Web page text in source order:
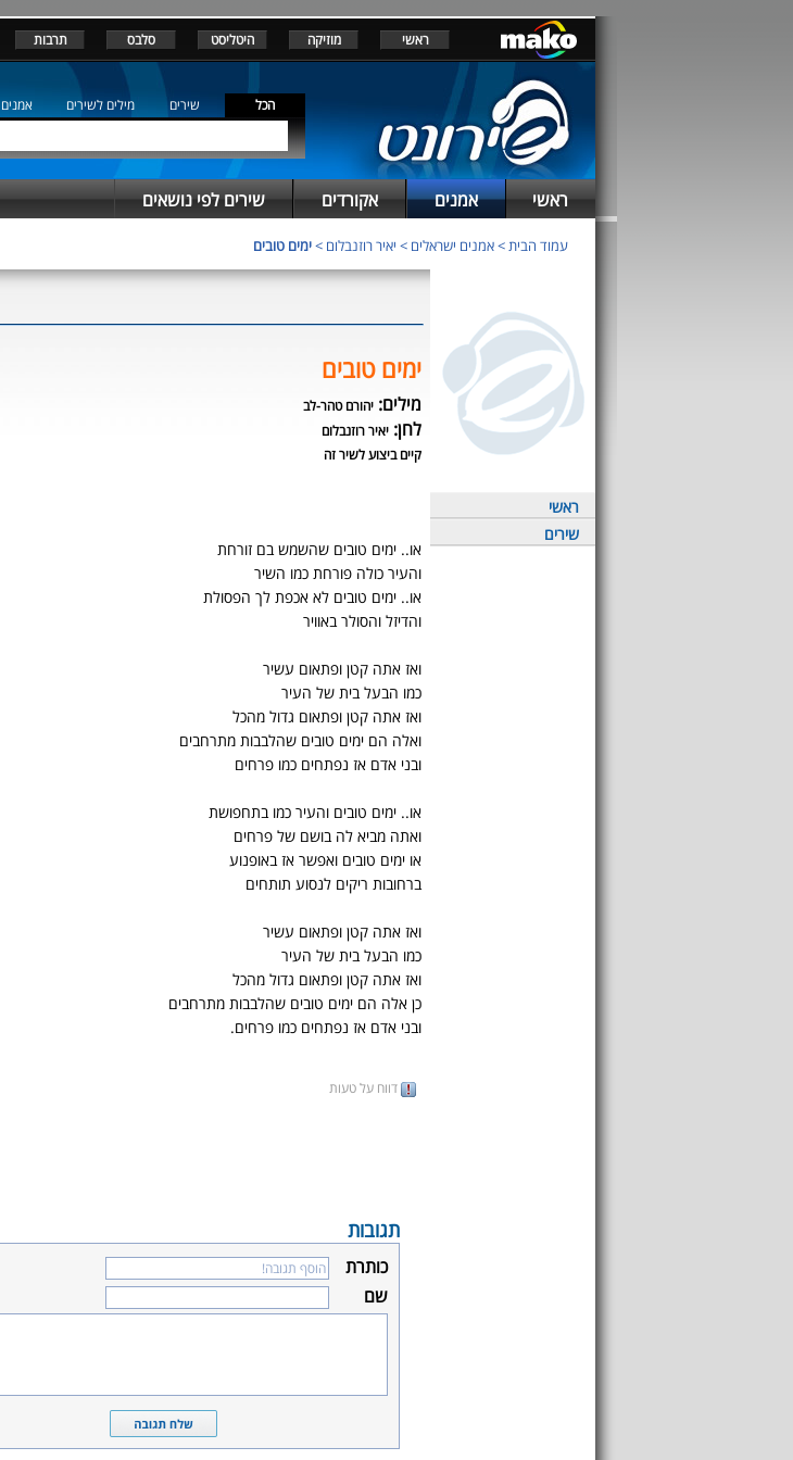
ראשי מוזיקה היטליסט סלבס תרבות
הכל שירים מילים לשירים אמנים
ראשי אמנים אקורדים שירים לפי נושאים
עמוד הבית>אמנים ישראלים > יאיר רוזנבלום >ימים טובים
ראשי
שירים
ימים טובים
מילים: יהורם טהר-לב
לחן: יאיר רוזנבלום
קיים ביצוע לשיר זה
או.. ימים טובים שהשמש בם זורחת
והעיר כולה פורחת כמו השיר
או.. ימים טובים לא אכפת לך הפסולת
והדיזל והסולר באוויר
ואז אתה קטן ופתאום עשיר
כמו הבעל בית של העיר
ואז אתה קטן ופתאום גדול מהכל
ואלה הם ימים טובים שהלבבות מתרחבים
ובני אדם אז נפתחים כמו פרחים
או.. ימים טובים והעיר כמו בתחפושת
ואתה מביא לה בושם של פרחים
או ימים טובים ואפשר אז באופנוע
ברחובות ריקים לנסוע תותחים
ואז אתה קטן ופתאום עשיר
כמו הבעל בית של העיר
ואז אתה קטן ופתאום גדול מהכל
כן אלה הם ימים טובים שהלבבות מתרחבים
ובני אדם אז נפתחים כמו פרחים.
דווח על טעות
תגובות
כותרת
שם